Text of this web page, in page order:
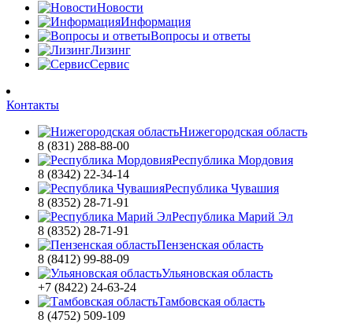
Новости
Информация
Вопросы и ответы
Лизинг
Сервис
Контакты
Нижегородская область
8 (831) 288-88-00
Республика Мордовия
8 (8342) 22-34-14
Республика Чувашия
8 (8352) 28-71-91
Республика Марий Эл
8 (8352) 28-71-91
Пензенская область
8 (8412) 99-88-09
Ульяновская область
+7 (8422) 24-63-24
Тамбовская область
8 (4752) 509-109